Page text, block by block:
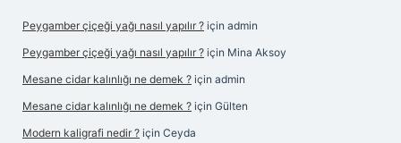
Peygamber çiçeği yağı nasıl yapılır ? için admin
Peygamber çiçeği yağı nasıl yapılır ? için Mina Aksoy
Mesane cidar kalınlığı ne demek ? için admin
Mesane cidar kalınlığı ne demek ? için Gülten
Modern kaligrafi nedir ? için Ceyda